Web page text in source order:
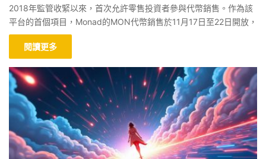
2018年監管收緊以來，首次允許零售投資者參與代幣銷售。作為該
平台的首個項目，Monad的MON代幣銷售於11月17日至22日開放，
閱讀更多